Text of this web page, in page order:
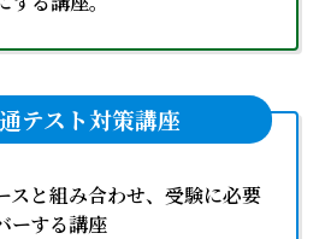
テスト対策講座
と組み合わせ、受験に必要
ーする講座